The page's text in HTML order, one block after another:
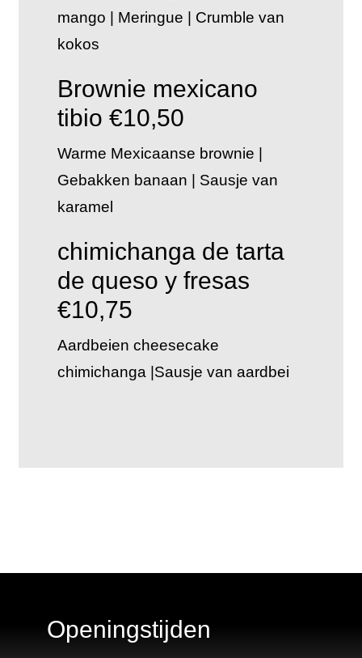
mango | Meringue | Crumble van
kokos
Brownie mexicano
tibio €10,50
Warme Mexicaanse brownie |
Gebakken banaan | Sausje van
karamel
chimichanga de tarta
de queso y fresas
€10,75
Aardbeien cheesecake
chimichanga |Sausje van aardbei
Openingstijden